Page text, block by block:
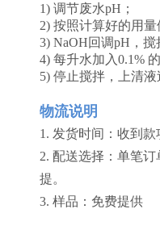
1) 调节废水pH；
2) 按照计算好的用
3) NaOH回调pH，
4) 每升水加入0.1%
5) 停止搅拌，上清
物流说明
1. 发货时间：收到
2. 配送选择：单笔
提。
3. 样品：免费提供